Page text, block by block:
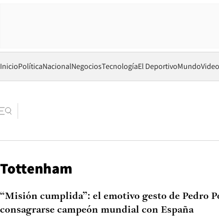
InicioPolíticaNacionalNegociosTecnologíaEl DeportivoMundo
Tottenham
“Misión cumplida”: el emotivo gesto de Pedro
consagrarse campeón mundial con España